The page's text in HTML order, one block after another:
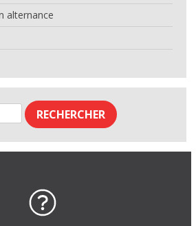
alternance